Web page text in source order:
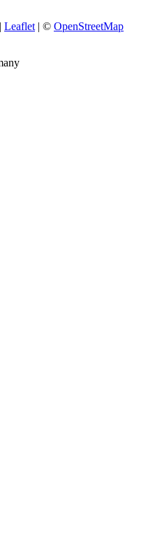
| Leaflet | © OpenStreetMap